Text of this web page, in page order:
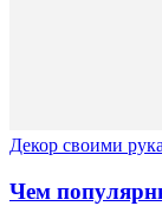
Декор своими
Чем